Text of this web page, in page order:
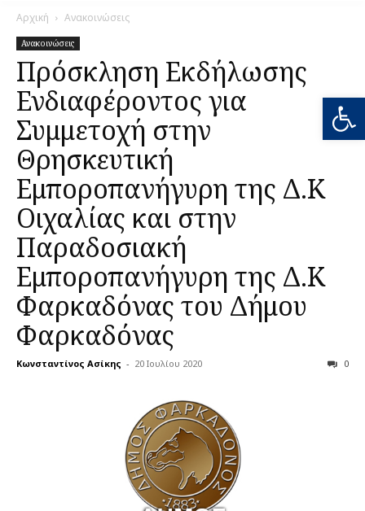
Αρχική Ανακοινώσεις
Ανακοινώσεις
Πρόσκληση Εκδήλωσης
Ενδιαφέροντος για
Συμμετοχή στην
Θρησκευτική
Εμποροπανήγυρη της Δ.Κ
Οιχαλίας και στην
Παραδοσιακή
Εμποροπανήγυρη της Δ.Κ
Φαρκαδόνας του Δήμου
Φαρκαδόνας
Κωνσταντίνος Ασίκης - 20 Ιουλίου 2020 0